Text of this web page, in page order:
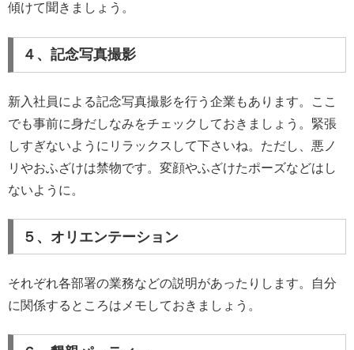
傾けて聞きましょう。
４、記念写真撮影
新入社員による記念写真撮影を行う企業もあります。ここ
でも事前に身だしなみをチェックしておきましょう。緊張
しすぎないようにリラックスして下さいね。ただし、悪ノ
リやおふざけは禁物です。変顔やふざけたポーズなどはし
ないように。
５、オリエンテーション
それぞれ各部署の業務などの説明があったりします。自分
に関係するところはメモしておきましょう。